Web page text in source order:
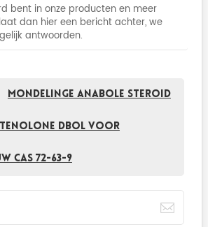
bent in onze producten en meer
dan hier een bericht achter, we
antwoorden.
Mondelinge Anabole Steroid
Dbol voor
CAS 72-63-9